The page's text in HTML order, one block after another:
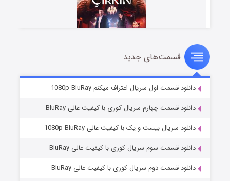
سریال زشت
قسمت۲ (زیرنویس) منتشر شد
قسمت‌های جدید
دانلود قسمت اول سریال اعتراف میکنم 1080p BluRay
دانلود قسمت چهارم سریال کوری با کیفیت عالی BluRay
دانلود سریال بیست و یک با کیفیت عالی 1080p BluRay
دانلود قسمت سوم سریال کوری با کیفیت عالی BluRay
دانلود قسمت دوم سریال کوری با کیفیت عالی BluRay